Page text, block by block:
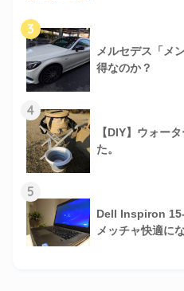
3
メルセデス「メ
得なのか？
4
【DIY】ウォー
た。
5
Dell Inspiron 15-
メッチャ快適にな